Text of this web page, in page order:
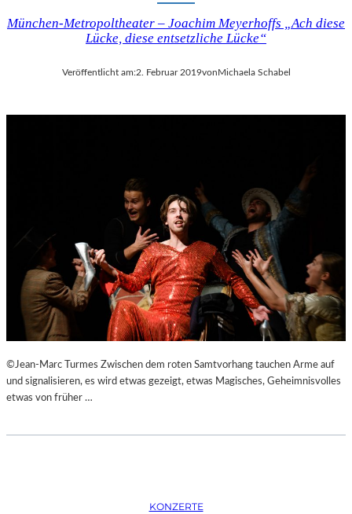
München-Metropoltheater – Joachim Meyerhoffs „Ach diese
Lücke, diese entsetzliche Lücke“
Veröffentlicht am:2. Februar 2019vonMichaela Schabel
©Jean-Marc Turmes Zwischen dem roten Samtvorhang tauchen Arme auf
und signalisieren, es wird etwas gezeigt, etwas Magisches, Geheimnisvolles
etwas von früher …
KONZERTE